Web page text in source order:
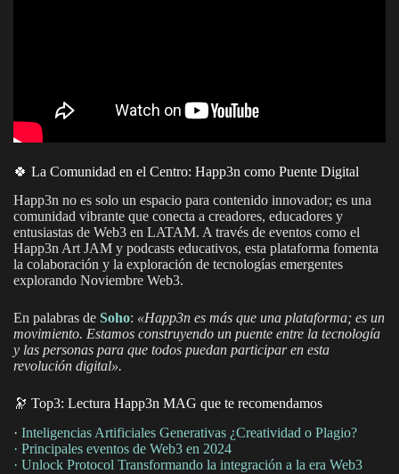
🍀 La Comunidad en el Centro: Happ3n como Puente Digital
Happ3n no es solo un espacio para contenido innovador; es una
comunidad vibrante que conecta a creadores, educadores y
entusiastas de Web3 en LATAM. A través de eventos como el
Happ3n Art JAM y podcasts educativos, esta plataforma fomenta
la colaboración y la exploración de tecnologías emergentes
explorando Noviembre Web3.
En palabras de Soho: «Happ3n es más que una plataforma; es un
movimiento. Estamos construyendo un puente entre la tecnología
y las personas para que todos puedan participar en esta
revolución digital».
🔭 Top3: Lectura Happ3n MAG que te recomendamos
· Inteligencias Artificiales Generativas ¿Creatividad o Plagio?
· Principales eventos de Web3 en 2024
· Unlock Protocol Transformando la integración a la era Web3